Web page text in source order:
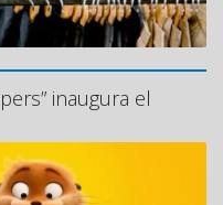
inaugura el